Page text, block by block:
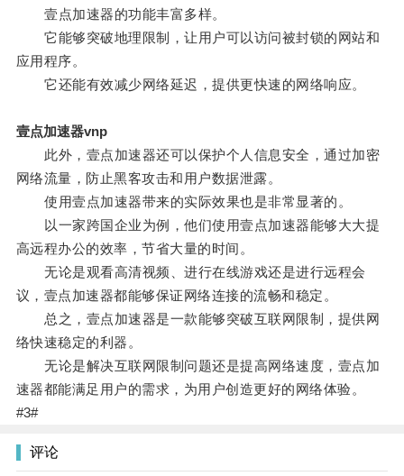
壹点加速器的功能丰富多样。
它能够突破地理限制，让用户可以访问被封锁的网站和
应用程序。
它还能有效减少网络延迟，提供更快速的网络响应。
壹点加速器vnp
此外，壹点加速器还可以保护个人信息安全，通过加密
网络流量，防止黑客攻击和用户数据泄露。
使用壹点加速器带来的实际效果也是非常显著的。
以一家跨国企业为例，他们使用壹点加速器能够大大提
高远程办公的效率，节省大量的时间。
无论是观看高清视频、进行在线游戏还是进行远程会
议，壹点加速器都能够保证网络连接的流畅和稳定。
总之，壹点加速器是一款能够突破互联网限制，提供网
络快速稳定的利器。
无论是解决互联网限制问题还是提高网络速度，壹点加
速器都能满足用户的需求，为用户创造更好的网络体验。
#3#
评论